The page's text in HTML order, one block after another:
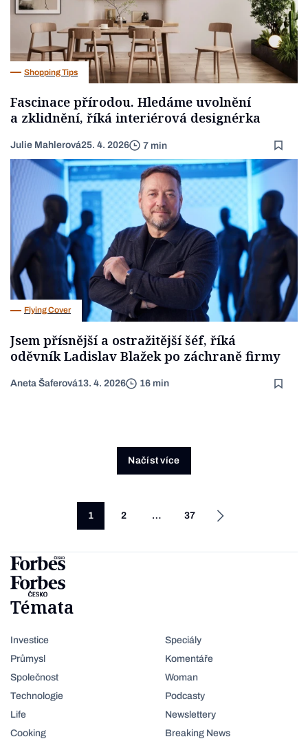
Shopping Tips
Fascinace přírodou. Hledáme uvolnění
a zklidnění, říká interiérová designérka
Julie Mahlerová25. 4. 2026 7 min
Flying Cover
Jsem přísnější a ostražitější šéf, říká
oděvník Ladislav Blažek po záchraně firmy
Aneta Šaferová13. 4. 2026 16 min
Načíst více
1 2 … 37
Témata
Investice
Průmysl
Společnost
Technologie
Life
Cooking
Speciály
Komentáře
Woman
Podcasty
Newslettery
Breaking News